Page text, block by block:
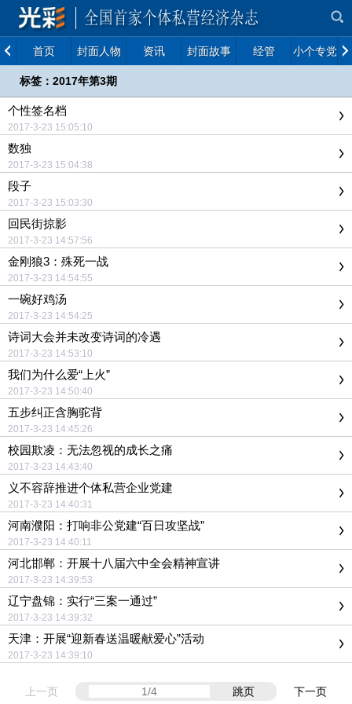
首页 封面人物 资讯 封面故事 经管 小个专党建
标签：2017年第3期
个性签名档
2017-3-23 15:05:10
数独
2017-3-23 15:04:38
段子
2017-3-23 15:03:30
回民街掠影
2017-3-23 14:57:56
金刚狼3：殊死一战
2017-3-23 14:54:55
一碗好鸡汤
2017-3-23 14:54:25
诗词大会并未改变诗词的冷遇
2017-3-23 14:53:10
我们为什么爱“上火”
2017-3-23 14:50:40
五步纠正含胸驼背
2017-3-23 14:45:26
校园欺凌：无法忽视的成长之痛
2017-3-23 14:43:40
义不容辞推进个体私营企业党建
2017-3-23 14:40:31
河南濮阳：打响非公党建“百日攻坚战”
2017-3-23 14:40:11
河北邯郸：开展十八届六中全会精神宣讲
2017-3-23 14:39:53
辽宁盘锦：实行“三案一通过”
2017-3-23 14:39:32
天津：开展“迎新春送温暖献爱心”活动
2017-3-23 14:39:10
上一页 跳页 下一页